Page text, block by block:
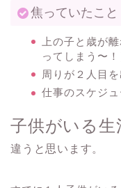
焦っていたこと
上の子と歳が
ってしまう〜！
周りが２人目
仕事のスケジュ
子供がいる
違うと思います。